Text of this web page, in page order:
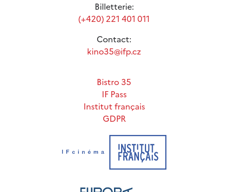
Billetterie:
(+420) 221 401 011
Contact:
kino35@ifp.cz
Bistro 35
IF Pass
Institut français
GDPR